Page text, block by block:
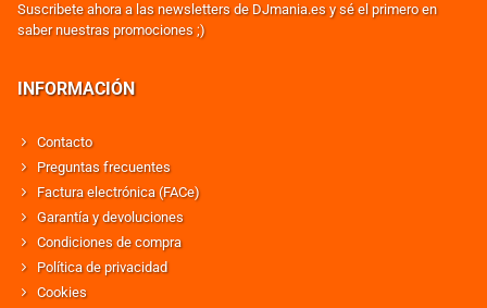
Suscribete ahora a las newsletters de DJmania.es y sé el primero en
saber nuestras promociones ;)
INFORMACIÓN
Contacto
Preguntas frecuentes
Factura electrónica (FACe)
Garantía y devoluciones
Condiciones de compra
Política de privacidad
Cookies